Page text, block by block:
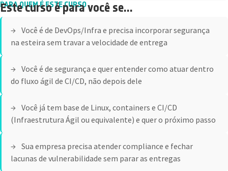
PARA QUEM É ESTE CURSO
Este curso é para você se...
Você é de DevOps/Infra e precisa incorporar segurança
na esteira sem travar a velocidade de entrega
Você é de segurança e quer entender como atuar dentro
do fluxo ágil de CI/CD, não depois dele
Você já tem base de Linux, containers e CI/CD
(Infraestrutura Ágil ou equivalente) e quer o próximo passo
Sua empresa precisa atender compliance e fechar
lacunas de vulnerabilidade sem parar as entregas